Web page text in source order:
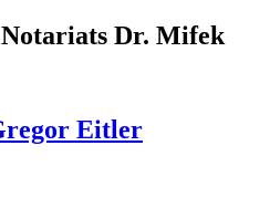
Notariats Dr. Mifek
Eitler